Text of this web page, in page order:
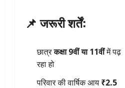
📌 जरूरी शर्तें:
छात्रकक्षा 9वीं या 11वींमें पढ़
रहा हो
परिवार की वार्षिक आय ₹2.5